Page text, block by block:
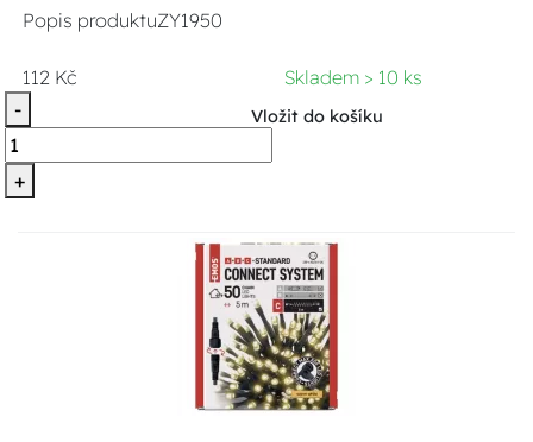
Popis produktuZY1950
112 Kč
Skladem > 10 ks
-
+
Vložit do košíku